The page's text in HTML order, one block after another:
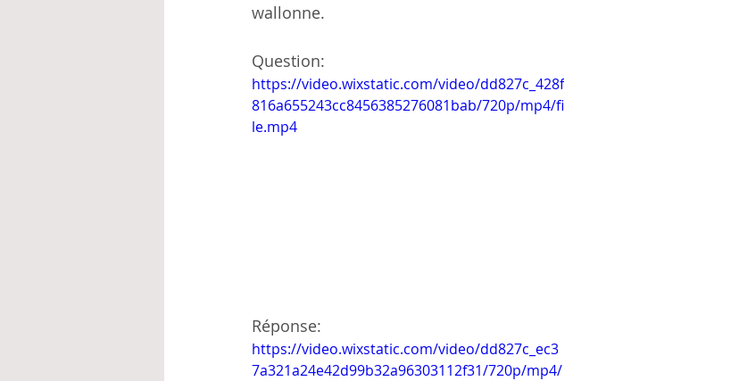
wallonne.
Question:
https://video.wixstatic.com/video/dd827c_428f
816a655243cc8456385276081bab/720p/mp4/fi
le.mp4
Réponse:
https://video.wixstatic.com/video/dd827c_ec3
7a321a24e42d99b32a96303112f31/720p/mp4/